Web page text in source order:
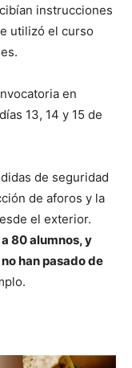
instrucciones
utilizó el curso
en
13, 14 y 15 de
de seguridad
de aforos y la
el exterior.
80 alumnos, y
han pasado de